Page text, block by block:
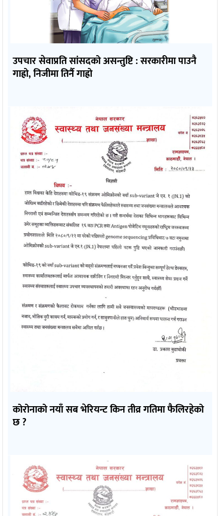
उपचार सेवाप्रति सांसदको असन्तुष्टि : सरकारीमा पाउनै
गाह्रो, निजीमा तिर्नै गाह्रो
कोरोनाको नयाँ सब भेरियन्ट किन तीव्र गतिमा फैलिरहेको
छ ?